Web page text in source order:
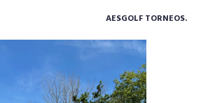
AESGOLF TORNEOS.